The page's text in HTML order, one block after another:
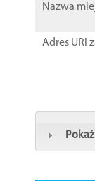
Nazwa
Adres URI